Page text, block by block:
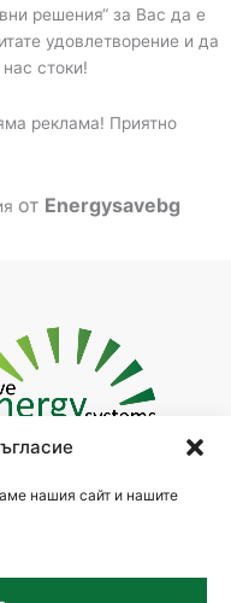
нашия сайт и нашите
решения“ за Вас да е
удовлетворение и да
стоки!
реклама! Приятно
от Energysavebg